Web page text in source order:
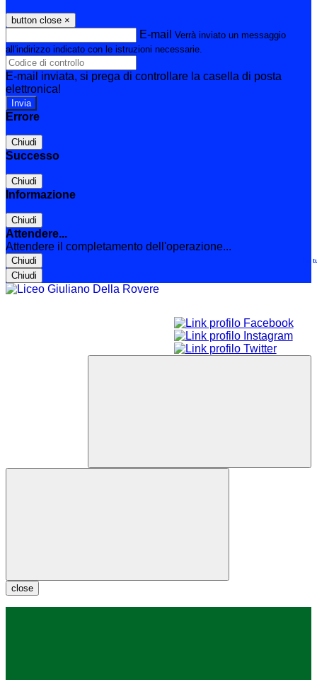
button close ×
E-mail Verrà inviato un messaggio
all'indirizzo indicato con le istruzioni necessarie.
E-mail inviata, si prega di controllare la casella di posta
elettronica!
Errore
Chiudi
Successo
Chiudi
Informazione
Chiudi
Attendere...
Attendere il completamento dell'operazione...
Chiudi
Chiudi
Le
close